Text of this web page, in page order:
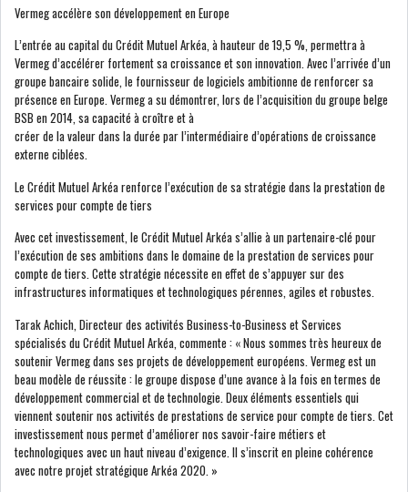
COTATION ET ANALYSES
FICHES SOCIÉTÉS
COURS DU JOUR
ANALYSE HEBDOMADAIRE
ZOOM ENTREPRISE
HISTORIQUE DES ZOOMS
ARCHIVES DES COURS
HISTORIQUE ANALYSES HEBDOMADAIRES
Vermeg accélère son développement en Europe
L’entrée au capital du Crédit Mutuel Arkéa, à hauteur de 19,5 %, permettra à
Vermeg d’accélérer fortement sa croissance et son innovation. Avec l’arrivée d’un
groupe bancaire solide, le fournisseur de logiciels ambitionne de renforcer sa
présence en Europe. Vermeg a su démontrer, lors de l’acquisition du groupe belge
BSB en 2014, sa capacité à croître et à
créer de la valeur dans la durée par l’intermédiaire d’opérations de croissance
externe ciblées.
Le Crédit Mutuel Arkéa renforce l’exécution de sa stratégie dans la prestation de
services pour compte de tiers
Avec cet investissement, le Crédit Mutuel Arkéa s’allie à un partenaire-clé pour
l’exécution de ses ambitions dans le domaine de la prestation de services pour
compte de tiers. Cette stratégie nécessite en effet de s’appuyer sur des
infrastructures informatiques et technologiques pérennes, agiles et robustes.
Tarak Achich, Directeur des activités Business-to-Business et Services
spécialisés du Crédit Mutuel Arkéa, commente : « Nous sommes très heureux de
soutenir Vermeg dans ses projets de développement européens. Vermeg est un
beau modèle de réussite : le groupe dispose d’une avance à la fois en termes de
développement commercial et de technologie. Deux éléments essentiels qui
viennent soutenir nos activités de prestations de service pour compte de tiers. Cet
investissement nous permet d’améliorer nos savoir-faire métiers et
technologiques avec un haut niveau d’exigence. Il s’inscrit en pleine cohérence
avec notre projet stratégique Arkéa 2020. »